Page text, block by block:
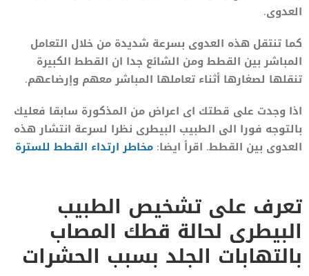
العدوى.
كما تنتقل هذه العدوى بسرعة شديدة من خلال التعامل
المباشر بين القطط ومن الشائع جدا ان القطط الكبيرة
تنقلها لصغارها أثناء تعاملها المباشر معهم وإرضاعهم.
اذا وجدت على قطتك اى اعراض من المذكورة سابقا فعليك
بالتوجه فورا الى الطبيب البيطرى نظرا لسرعة انتشار هذه
العدوى بين القطط. اقرأ ايضا: مخاطر ارتداء القطط للسترة
تعرف على تشخيص الطبيب
البيطرى لحالة قطك المصاب
بالتهابات الجلد بسبب الحشرات